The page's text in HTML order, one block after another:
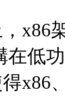
x86
低
x86